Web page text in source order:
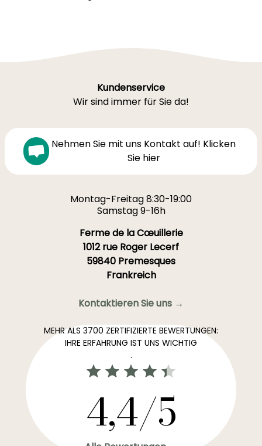
Kundenservice
Wir sind immer für Sie da!
Nehmen Sie mit uns Kontakt auf! Klicken
Sie hier
Montag-Freitag 8:30-19:00
Samstag 9-16h
Ferme de la Cœuillerie
1012 rue Roger Lecerf
59840 Premesques
Frankreich
Kontaktieren Sie uns →
MEHR ALS 3700 ZERTIFIZIERTE BEWERTUNGEN:
IHRE ERFAHRUNG IST UNS WICHTIG
.
4,4/5